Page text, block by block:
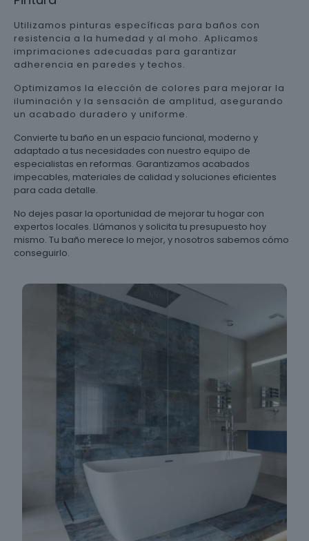
Utilizamos pinturas específicas para baños con
resistencia a la humedad y al moho. Aplicamos
imprimaciones adecuadas para garantizar
adherencia en paredes y techos.
Optimizamos la elección de colores para mejorar la
iluminación y la sensación de amplitud, asegurando
un acabado duradero y uniforme.
Convierte tu baño en un espacio funcional, moderno y
adaptado a tus necesidades con nuestro equipo de
especialistas en reformas. Garantizamos acabados
impecables, materiales de calidad y soluciones eficientes
para cada detalle.
No dejes pasar la oportunidad de mejorar tu hogar con
expertos locales. Llámanos y solicita tu presupuesto hoy
mismo. Tu baño merece lo mejor, y nosotros sabemos cómo
conseguirlo.